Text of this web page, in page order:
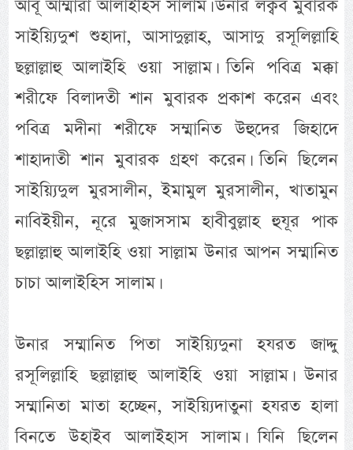
আবূ আম্মারা আলাইহিস সালাম। উনার লক্বব মুবারক
সাইয়্যিদুশ শুহাদা, আসাদুল্লাহ, আসাদু রসূলিল্লাহি
ছল্লাল্লাহু আলাইহি ওয়া সাল্লাম। তিনি পবিত্র মক্কা
শরীফে বিলাদতী শান মুবারক প্রকাশ করেন এবং
পবিত্র মদীনা শরীফে সম্মানিত উহুদের জিহাদে
শাহাদাতী শান মুবারক গ্রহণ করেন। তিনি ছিলেন
সাইয়্যিদুল মুরসালীন, ইমামুল মুরসালীন, খাতামুন
নাবিইয়ীন, নূরে মুজাসসাম হাবীবুল্লাহ হুযূর পাক
ছল্লাল্লাহু আলাইহি ওয়া সাল্লাম উনার আপন সম্মানিত
চাচা আলাইহিস সালাম।
উনার সম্মানিত পিতা সাইয়্যিদুনা হযরত জাদ্দু
রসূলিল্লাহি ছল্লাল্লাহু আলাইহি ওয়া সাল্লাম। উনার
সম্মানিতা মাতা হচ্ছেন, সাইয়্যিদাতুনা হযরত হালা
বিনতে উহাইব আলাইহাস সালাম। যিনি ছিলেন